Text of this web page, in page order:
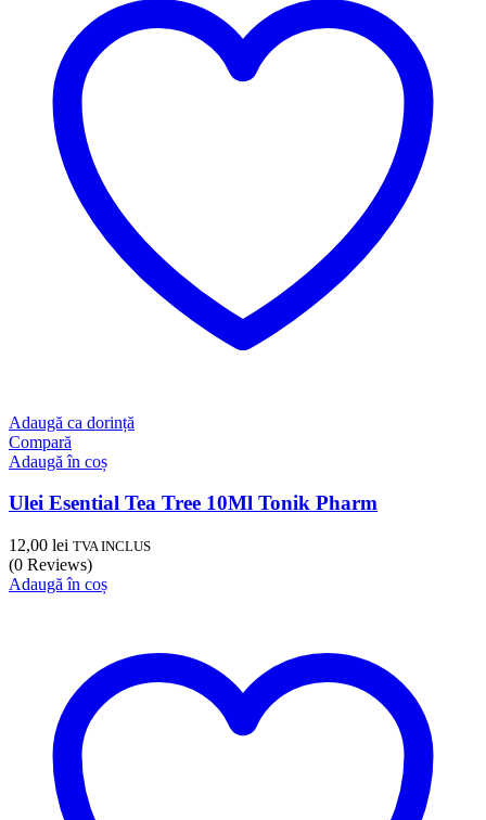
Adaugă ca dorință
Compară
Adaugă în coș
Ulei Esential Tea Tree 10Ml Tonik Pharm
12,00 lei TVA INCLUS
(0 Reviews)
Adaugă în coș